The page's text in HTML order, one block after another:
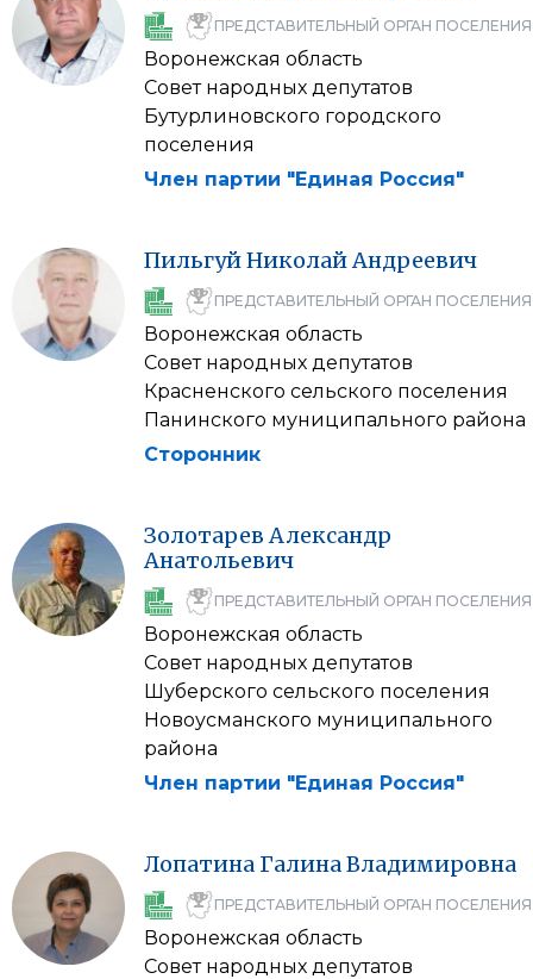
ПРЕДСТАВИТЕЛЬНЫЙ ОРГАН ПОСЕЛЕНИЯ
Воронежская область
Совет народных депутатов
Бутурлиновского городского
поселения
Член партии "Единая Россия"
ПильгуйНиколайАндреевич
ПРЕДСТАВИТЕЛЬНЫЙ ОРГАН ПОСЕЛЕНИЯ
Воронежская область
Совет народных депутатов
Красненского сельского поселения
Панинского муниципального района
Сторонник
Золотарев Александр
Анатольевич
ПРЕДСТАВИТЕЛЬНЫЙ ОРГАН ПОСЕЛЕНИЯ
Воронежская область
Совет народных депутатов
Шуберского сельского поселения
Новоусманского муниципального
района
Член партии "Единая Россия"
Лопатина ГалинаВладимировна
ПРЕДСТАВИТЕЛЬНЫЙ ОРГАН ПОСЕЛЕНИЯ
Воронежская область
Совет народных депутатов